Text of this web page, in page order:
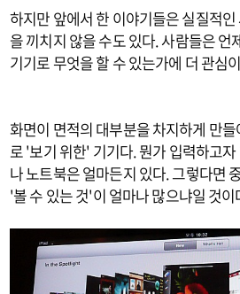
하지만 앞에서 한 이야기들은 실질적
을 끼치지 않을 수도 있다. 사람들은 언
기기로 무엇을 할 수 있는가에 더 관심
화면이 면적의 대부분을 차지하게 만
로 '보기 위한' 기기다. 뭔가 입력하고
나 노트북은 얼마든지 있다. 그렇다면
'볼 수 있는 것'이 얼마나 많으냐일 것이